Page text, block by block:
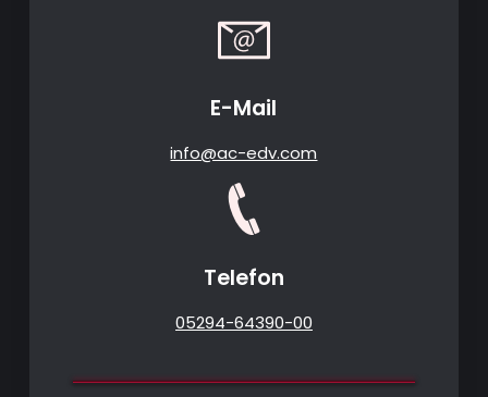
E-Mail
info@ac-edv.com
Telefon
05294-64390-00